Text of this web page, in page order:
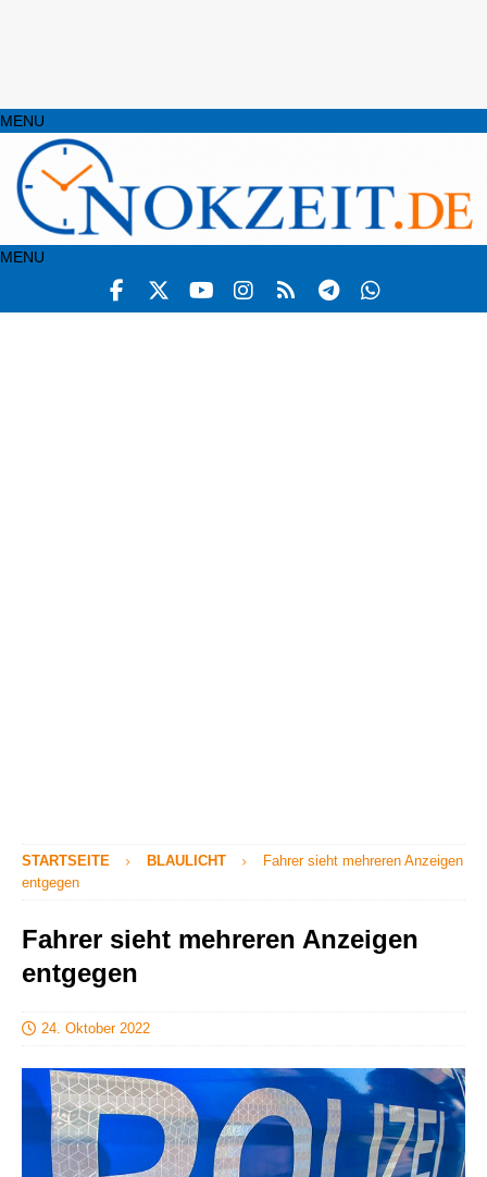
MENU
MENU
STARTSEITE BLAULICHT
Fahrer sieht mehreren Anzeigen
entgegen
Fahrer sieht mehreren Anzeigen
entgegen
24. Oktober 2022